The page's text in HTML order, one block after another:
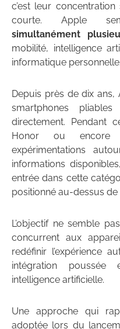
c’est leur
courte. Apple
simultanément
mobilité, intelligence
informatique personnelle.
Depuis près de dix
smartphones
directement. Pendant
Honor ou
expérimentations
informations
entrée dans cette
positionné au-dessus de
L’objectif ne semble
concurrent aux
redéfinir l’expérience
intégration
intelligence artificielle.
Une approche qui
adoptée lors du